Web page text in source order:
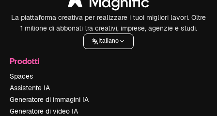
La piattaforma creativa per realizzare i tuoi migliori lavori. Oltre
1 milione di abbonati tra creativi, imprese, agenzie e studi.
Italiano
Prodotti
Spaces
Assistente IA
Generatore di immagini IA
Generatore di video IA